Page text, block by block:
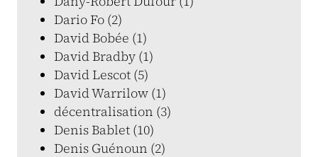
Dario Fo (2)
David Bobée (1)
David Bradby (1)
David Lescot (5)
David Warrilow (1)
décentralisation (3)
Denis Bablet (10)
Denis Guénoun (2)